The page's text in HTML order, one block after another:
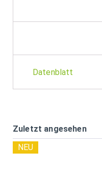
Datenblatt
Zuletzt angesehen
NEU